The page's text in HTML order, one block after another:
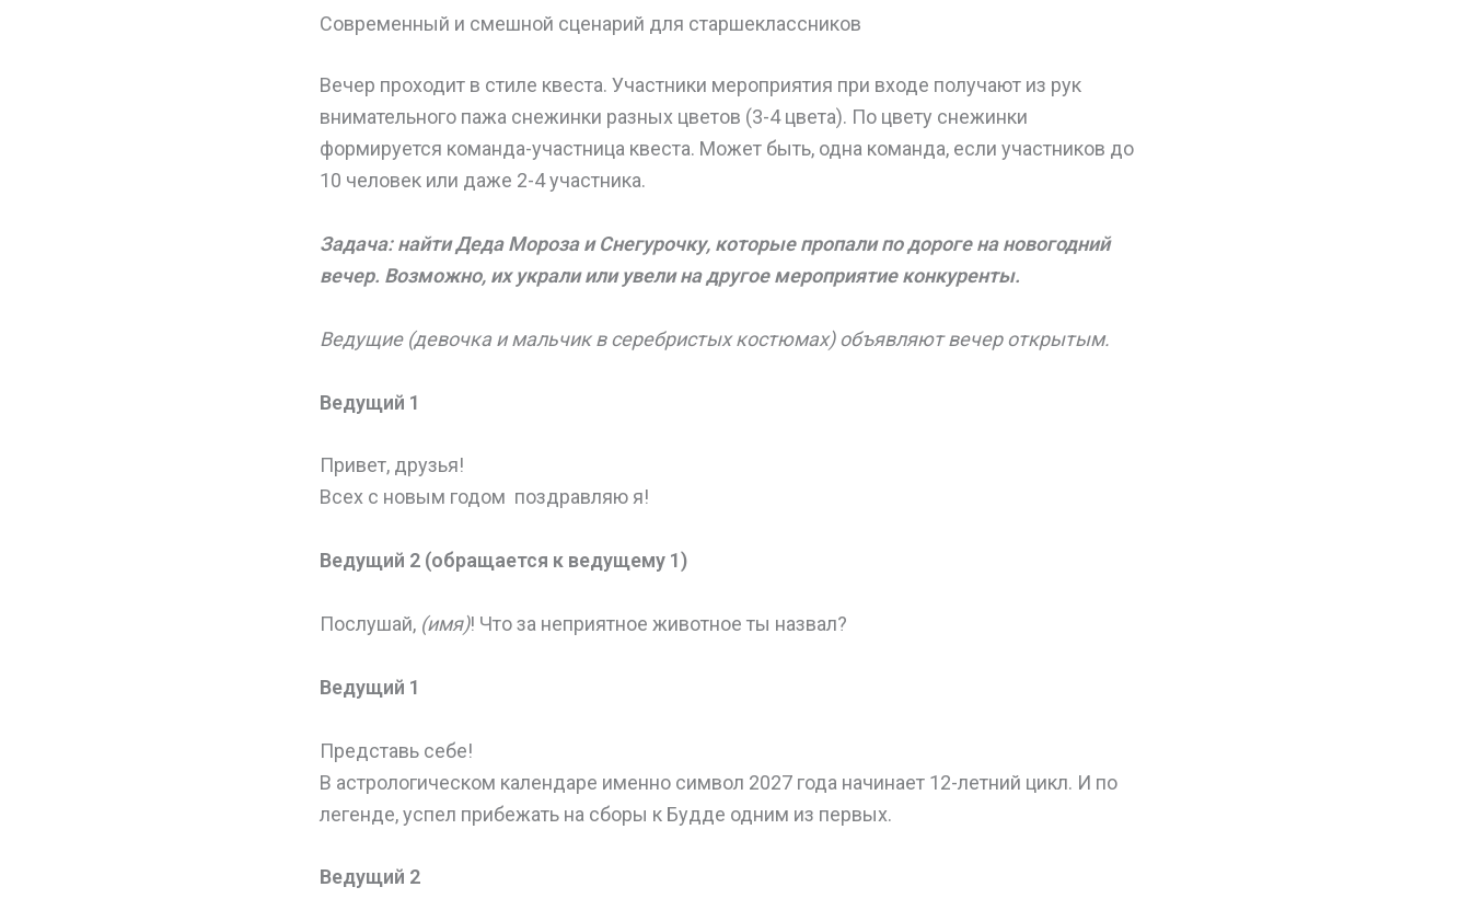
Современный и смешной сценарий для старшеклассников
Вечер проходит в стиле квеста. Участники мероприятия при входе получают из рук
внимательного пажа снежинки разных цветов (3-4 цвета). По цвету снежинки
формируется команда-участница квеста. Может быть, одна команда, если участников до
10 человек или даже 2-4 участника.
Задача: найти Деда Мороза и Снегурочку, которые пропали по дороге на новогодний
вечер. Возможно, их украли или увели на другое мероприятие конкуренты.
Ведущие (девочка и мальчик в серебристых костюмах) объявляют вечер открытым.
Ведущий 1
Привет, друзья!
Всех с новым годом поздравляю я!
Ведущий 2 (обращается к ведущему 1)
Послушай, (имя)! Что за неприятное животное ты назвал?
Ведущий 1
Представь себе!
В астрологическом календаре именно символ 2027 года начинает 12-летний цикл. И по
легенде, успел прибежать на сборы к Будде одним из первых.
Ведущий 2